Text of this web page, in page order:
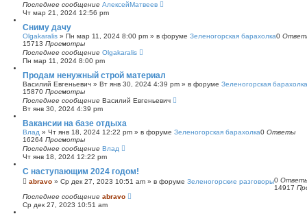
Последнее сообщение АлексейМатвеев
Чт мар 21, 2024 12:56 pm
Сниму дачу
Olgakaralis » Пн мар 11, 2024 8:00 pm » в форуме Зеленогорская барахолка0
15713 Просмотры
Последнее сообщение Olgakaralis
Пн мар 11, 2024 8:00 pm
Продам ненужный строй материал
Василий Евгеньевич » Вт янв 30, 2024 4:39 pm » в форуме Зеленогорская барахолка
15870 Просмотры
Последнее сообщение Василий Евгеньевич
Вт янв 30, 2024 4:39 pm
Вакансии на базе отдыха
Влад » Чт янв 18, 2024 12:22 pm » в форуме Зеленогорская барахолка0 Ответы
16264 Просмотры
Последнее сообщение Влад
Чт янв 18, 2024 12:22 pm
С наступающим 2024 годом!
abravo » Ср дек 27, 2023 10:51 am » в форуме Зеленогорские разговоры0
14917
Последнее сообщение abravo
Ср дек 27, 2023 10:51 am